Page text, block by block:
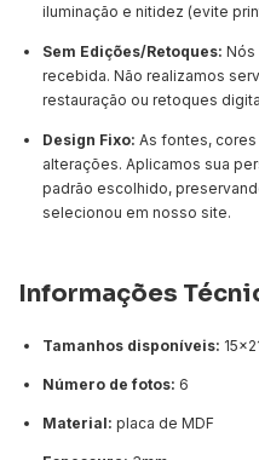
iluminação e nitidez (evite
Sem Edições/Retoques: Nós
recebida. Não realizamos
restauração ou retoques
Design Fixo: As fontes,
alterações. Aplicamos sua
padrão escolhido,
selecionou em nosso site.
Informações
Tamanhos disponíveis:
Número de fotos: 6
Material: placa de MDF